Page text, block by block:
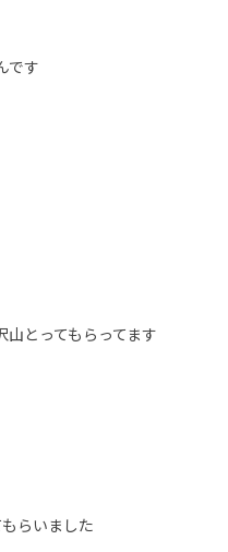
です
とってもらってます
らいました